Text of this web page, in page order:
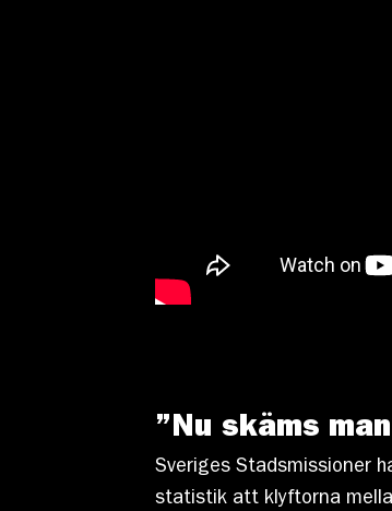
”Nu skäms
Sveriges Stadsmissioner
statistik att klyftorna